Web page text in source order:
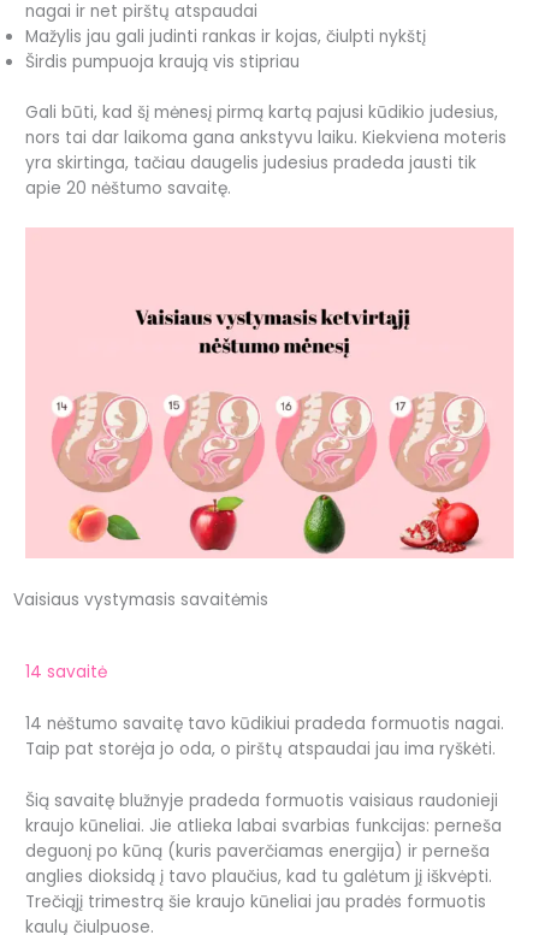
nagai ir net pirštų atspaudai
Mažylis jau gali judinti rankas ir kojas, čiulpti nykštį
Širdis pumpuoja kraują vis stipriau
Gali būti, kad šį mėnesį pirmą kartą pajusi kūdikio judesius,
nors tai dar laikoma gana ankstyvu laiku. Kiekviena moteris
yra skirtinga, tačiau daugelis judesius pradeda jausti tik
apie 20 nėštumo savaitę.
Vaisiaus vystymasis savaitėmis
14 savaitė
14 nėštumo savaitę tavo kūdikiui pradeda formuotis nagai.
Taip pat storėja jo oda, o pirštų atspaudai jau ima ryškėti.
Šią savaitę blužnyje pradeda formuotis vaisiaus raudonieji
kraujo kūneliai. Jie atlieka labai svarbias funkcijas: perneša
deguonį po kūną (kuris paverčiamas energija) ir perneša
anglies dioksidą į tavo plaučius, kad tu galėtum jį iškvėpti.
Trečiąjį trimestrą šie kraujo kūneliai jau pradės formuotis
kaulų čiulpuose.